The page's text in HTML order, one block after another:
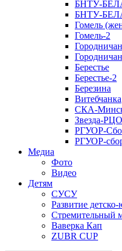
БНТУ-
БНТУ-
Гомель
Гомель-2
Берестье
Берестье-2
Березина
Витебчанка
СКА-
Звезда-
РГУОР-
РГУОР-
Медиа
Фото
Видео
Детям
СУСУ
Развитие
Стремительный
Ваверка Кап
ZUBR CUP